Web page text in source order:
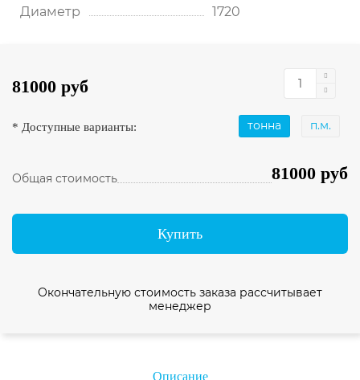
Диаметр
1720
81000 руб
* Доступные варианты: тонна п.м.
Общая стоимость 81000 руб
Купить
Окончательную стоимость заказа рассчитывает
менеджер
Описание